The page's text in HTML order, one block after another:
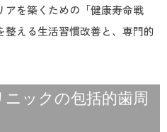
を築くための「健康寿命戦
える生活習慣改善と、専門的
ックの包括的歯周